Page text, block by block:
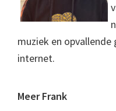
muziek en
internet.
Meer Frank